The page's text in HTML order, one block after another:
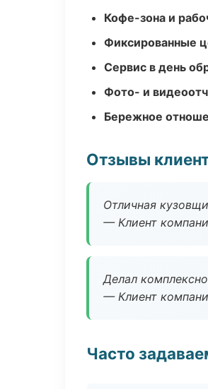
Кофе-зона и
Фиксированные
Сервис в день
Фото- и
Бережное
Отзывы
Отличная
— Клиент
Делал
— Клиент
Часто